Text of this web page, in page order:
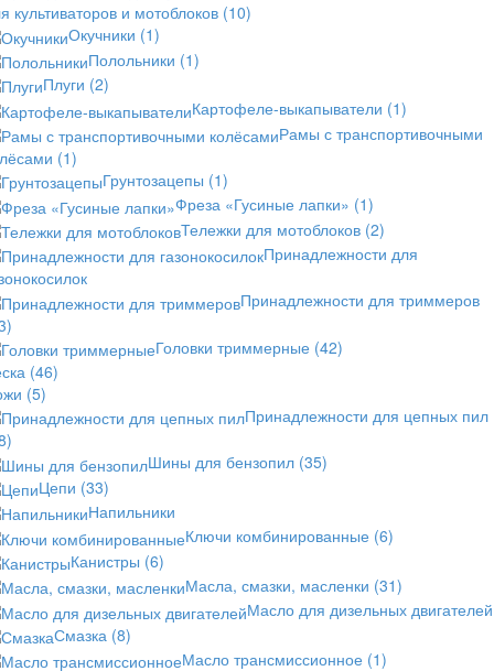
культиваторов и мотоблоков (10)
Окучники (1)
Полольники (1)
Плуги (2)
Картофеле-выкапыватели (1)
Рамы с транспортивочными
(1)
Грунтозацепы (1)
Фреза «Гусиные лапки» (1)
Тележки для мотоблоков (2)
Принадлежности для
Принадлежности для триммеров
Головки триммерные (42)
(46)
(5)
Принадлежности для цепных пил
Шины для бензопил (35)
Цепи (33)
Напильники
Ключи комбинированные (6)
Канистры (6)
Масла, смазки, масленки (31)
Масло для дизельных двигателей
Смазка (8)
Масло трансмиссионное (1)